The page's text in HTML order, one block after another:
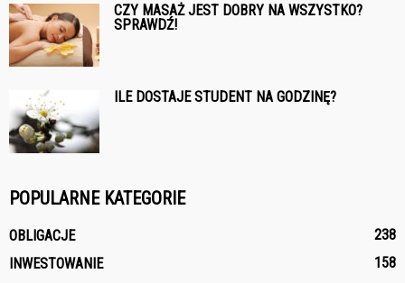
CZY MASAŻ JEST DOBRY NA WSZYSTKO?
SPRAWDŹ!
ILE DOSTAJE STUDENT NA GODZINĘ?
POPULARNE KATEGORIE
OBLIGACJE
238
INWESTOWANIE
158